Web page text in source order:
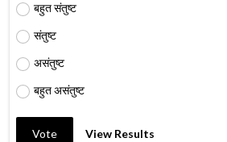
बहुत संतुष्ट
संतुष्ट
असंतुष्ट
बहुत असंतुष्ट
Vote View Results